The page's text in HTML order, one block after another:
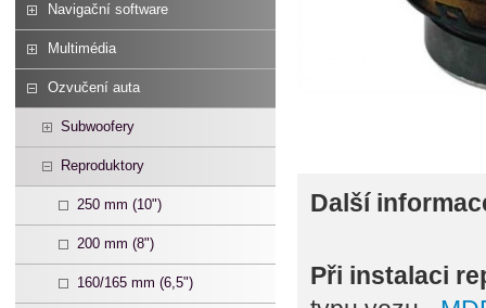
Navigační software
Multimédia
Ozvučení auta
Subwoofery
Reproduktory
250 mm (10")
200 mm (8")
160/165 mm (6,5")
Další
Při instalaci